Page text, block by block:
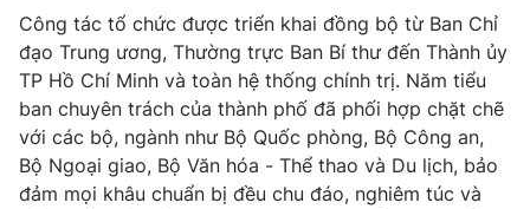
Tư vấn
Chuyên mục khác
Emagazine Podcast
Photo Infographic
Công tác tổ chức được triển khai đồng bộ từ Ban Chỉ
đạo Trung ương, Thường trực Ban Bí thư đến Thành ủy
TP Hồ Chí Minh và toàn hệ thống chính trị. Năm tiểu
ban chuyên trách của thành phố đã phối hợp chặt chẽ
với các bộ, ngành như Bộ Quốc phòng, Bộ Công an,
Bộ Ngoại giao, Bộ Văn hóa - Thể thao và Du lịch, bảo
đảm mọi khâu chuẩn bị đều chu đáo, nghiêm túc và